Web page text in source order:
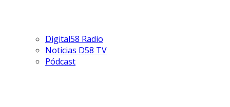
Digital58 Radio
Noticias D58 TV
Pódcast